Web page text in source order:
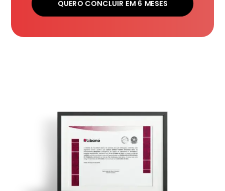
QUERO CONCLUIR EM 6 MESES